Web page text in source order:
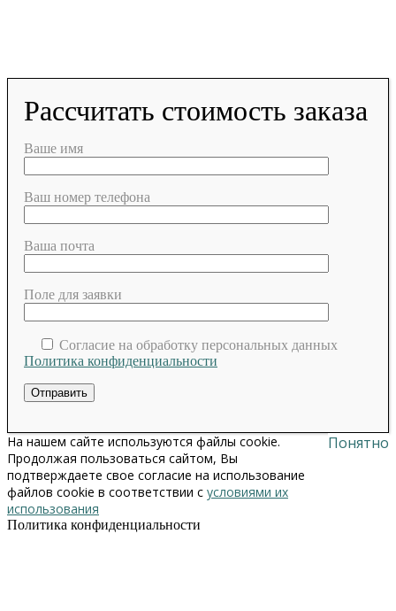
Рассчитать стоимость заказа
Ваше имя
Ваш номер телефона
Ваша почта
Поле для заявки
Согласие на обработку персональных данных
Политика конфиденциальности
На нашем сайте используются файлы cookie.
Продолжая пользоваться сайтом, Вы
подтверждаете свое согласие на использование
файлов cookie в соответствии с условиями их
использования
Понятно
Политика конфиденциальности